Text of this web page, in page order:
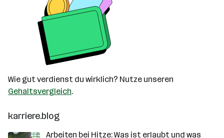
Wie gut verdienst du wirklich? Nutze unseren
Gehaltsvergleich.
karriere.blog
Arbeiten bei Hitze: Was ist erlaubt und was